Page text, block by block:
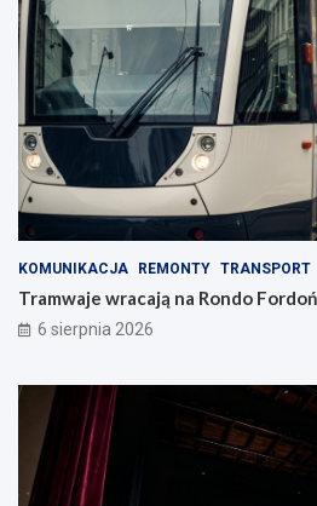
KOMUNIKACJA REMONTY TRANSPORT
Tramwaje wracają na Rondo
6 sierpnia 2026